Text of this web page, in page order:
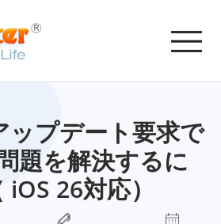
ップデート要求で
題を解決するに
26対応）